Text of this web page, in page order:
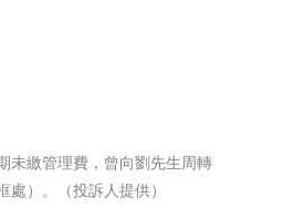
未繳管理費，曾向劉先生周轉
處）。（投訴人提供）